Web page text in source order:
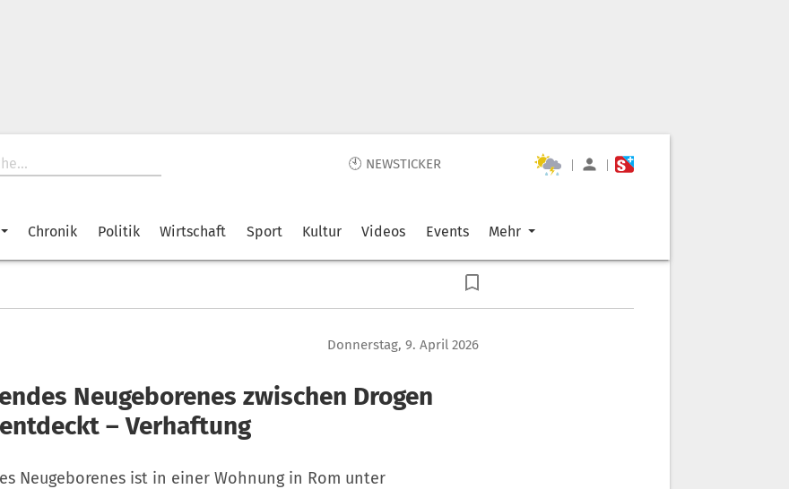
🕙 NEWSTICKER | |
Chronik Politik Wirtschaft Sport Kultur Videos Events Mehr
Donnerstag, 9. April 2026
Neugeborenes zwischen Drogen
– Verhaftung
Neugeborenes ist in einer Wohnung in Rom unter